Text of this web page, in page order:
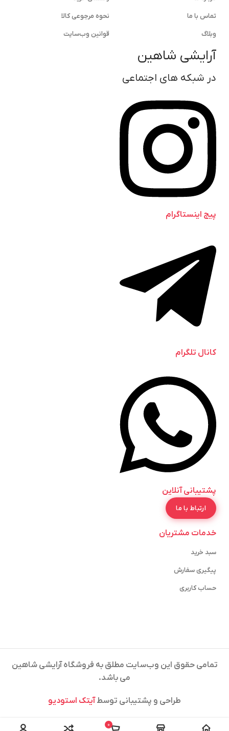
تماس با ما
وبلاگ
آرایشی شاهین
در شبکه های اجتماعی
پیج اینستاگرام
کانال تلگرام
پشتیبانی آنلاین
ارتباط با ما
نحوه مرجوعی کالا
قوانین وب‌سایت
خدمات مشتریان
سبد خرید
پیگیری سفارش
حساب کاربری
تمامی حقوق این وب‌سایت مطلق به فروشگاه آرایشی شاهین
می باشد.
طراحی و پشتیبانی توسطآیتک استودیو
0